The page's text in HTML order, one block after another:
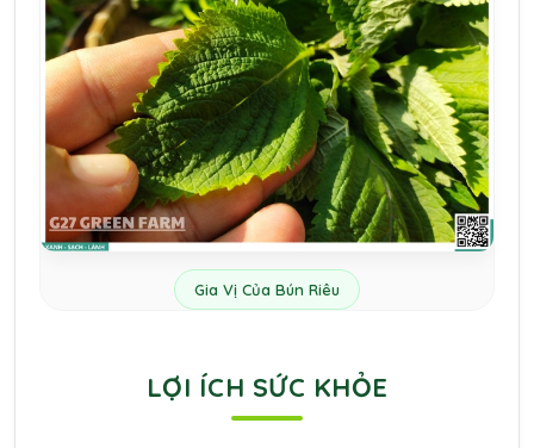
Gia Vị Của Bún Riêu
LỢI ÍCH SỨC KHỎE